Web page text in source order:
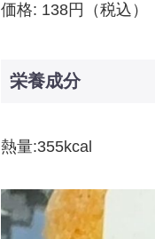
価格: 138円（税込）
栄養成分
熱量:355kcal 炭